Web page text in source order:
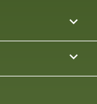

